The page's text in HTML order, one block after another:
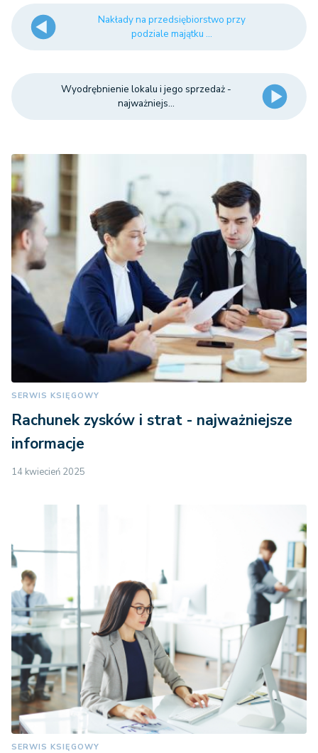
Nakłady na przedsiębiorstwo przy
podziale majątku ...
Wyodrębnienie lokalu i jego sprzedaż -
najważniejs...
SERWIS KSIĘGOWY
Rachunek zysków i strat - najważniejsze
informacje
14 kwiecień 2025
SERWIS KSIĘGOWY